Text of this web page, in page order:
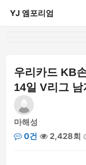
YJ 엠포리엄
우리카드 KB
14일 V리그 남
마해성
0건
2,428회